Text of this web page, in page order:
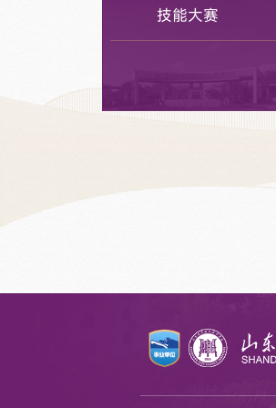
技能大赛